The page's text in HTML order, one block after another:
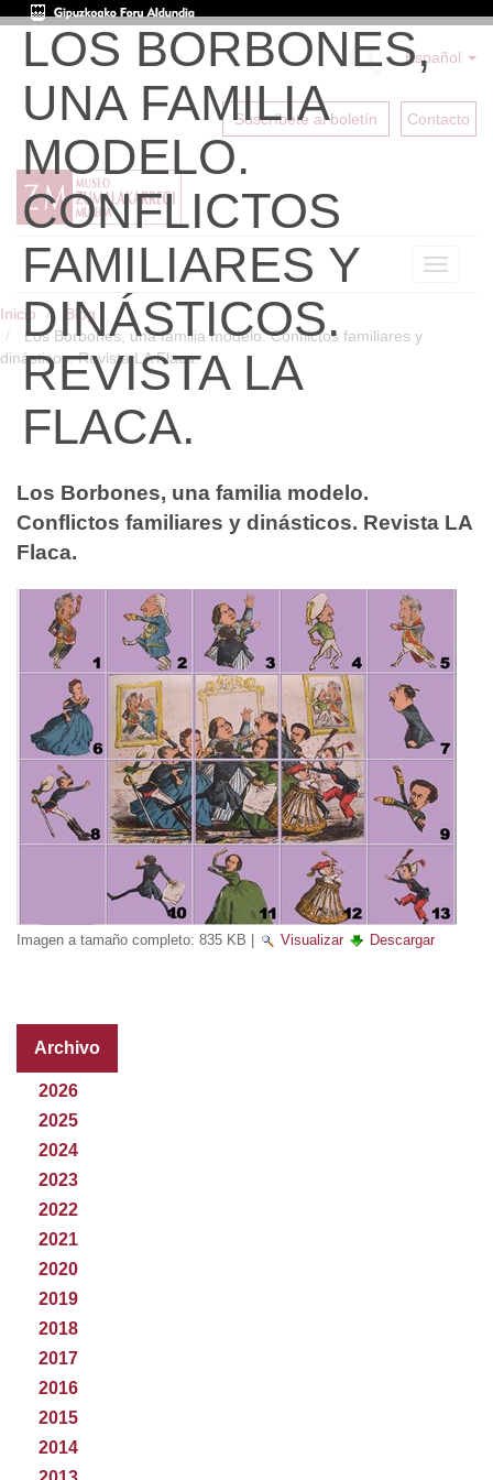
Español
Suscríbete al boletín Contacto
Toggle
Inicio
Blog
Los Borbones, una familia modelo. Conflictos familiares y
dinásticos. Revista LA Flaca.
LOS BORBONES,
UNA FAMILIA
MODELO.
CONFLICTOS
FAMILIARES Y
DINÁSTICOS.
REVISTA LA
FLACA.
Los Borbones, una familia modelo.
Conflictos familiares y dinásticos. Revista LA
Flaca.
Imagen a tamaño completo: 835 KB | Visualizar Descargar
Archivo
2026
2025
2024
2023
2022
2021
2020
2019
2018
2017
2016
2015
2014